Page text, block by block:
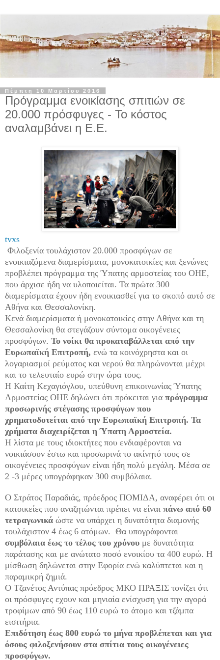
Πέμπτη 10 Μαρτίου 2016
Πρόγραμμα ενοικίασης σπιτιών σε
20.000 πρόσφυγες - Το κόστος
αναλαμβάνει η Ε.Ε.
tvxs
Φιλοξενία τουλάχιστον 20.000 προσφύγων σε
ενοικιαζόμενα διαμερίσματα, μονοκατοικίες και ξενώνες
προβλέπει πρόγραμμα της Ύπατης αρμοστείας του ΟΗΕ,
που άρχισε ήδη να υλοποιείται. Τα πρώτα 300
διαμερίσματα έχουν ήδη ενοικιασθεί για το σκοπό αυτό σε
Αθήνα και Θεσσαλονίκη.
Kενά διαμερίσματα ή μονοκατοικίες στην Αθήνα και τη
Θεσσαλονίκη θα στεγάζουν σύντομα οικογένειες
προσφύγων. Το νοίκι θα προκαταβάλλεται από την
Ευρωπαϊκή Επιτροπή, ενώ τα κοινόχρηστα και οι
λογαριασμοί ρεύματος και νερού θα πληρώνονται μέχρι
και το τελευταίο ευρώ στην ώρα τους.
Η Καίτη Κεχαγιόγλου, υπεύθυνη επικοινωνίας Ύπατης
Αρμοστείας ΟΗΕ δηλώνει ότι πρόκειται για πρόγραμμα
προσωρινής στέγασης προσφύγων που
χρηματοδοτείται από την Ευρωπαϊκή Επιτροπή. Τα
χρήματα διαχειρίζεται η Ύπατη Αρμοστεία.
Η λίστα με τους ιδιοκτήτες που ενδιαφέρονται να
νοικιάσουν έστω και προσωρινά το ακίνητό τους σε
οικογένειες προσφύγων είναι ήδη πολύ μεγάλη. Μέσα σε
2 -3 μέρες υπογράφηκαν 300 συμβόλαια.
Ο Στράτος Παραδιάς, πρόεδρος ΠΟΜΙΔΑ, αναφέρει ότι οι
κατοικείες που αναζητώνται πρέπει να είναι πάνω από 60
τετραγωνικά ώστε να υπάρχει η δυνατότητα διαμονής
τουλάχιστον 4 έως 6 ατόμων. Θα υπογράφονται
συμβόλαια έως το τέλος του χρόνου με δυνατότητα
παράτασης και με ανώτατο ποσό ενοικίου τα 400 ευρώ. Η
μίσθωση δηλώνεται στην Εφορία ενώ καλύπτεται και η
παραμικρή ζημιά.
Ο Τζανέτος Αντύπας πρόεδρος ΜΚΟ ΠΡΑΞΙΣ τονίζει ότι
οι πρόσφυγες εχουν και μηνιαία ενίσχυση για την αγορά
τροφίμων από 90 έως 110 ευρώ το άτομο και τζάμπα
εισιτήρια.
Επιδότηση έως 800 ευρώ το μήνα προβλέπεται και για
όσους φιλοξενήσουν στα σπίτια τους οικογένειες
προσφύγων.